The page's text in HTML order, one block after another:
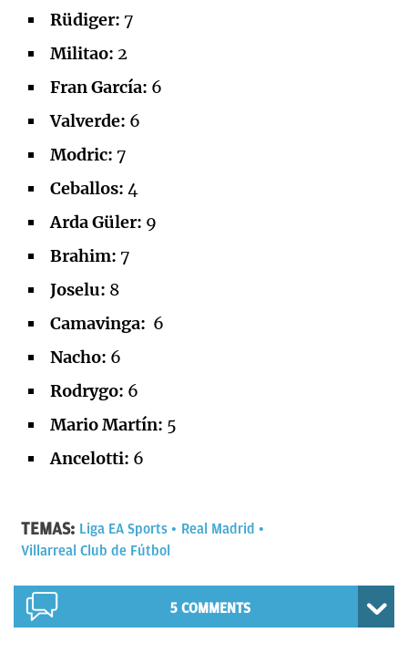
Rüdiger: 7
Militao: 2
Fran García: 6
Valverde: 6
Modric: 7
Ceballos: 4
Arda Güler: 9
Brahim: 7
Joselu: 8
Camavinga: 6
Nacho: 6
Rodrygo: 6
Mario Martín: 5
Ancelotti: 6
TEMAS: Liga EA Sports
Real Madrid
Villarreal Club de Fútbol
5 COMMENTS